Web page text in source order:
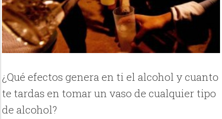
¿Qué efectos genera en ti el alcohol y cuanto
te tardas en tomar un vaso de cualquier tipo
de alcohol?